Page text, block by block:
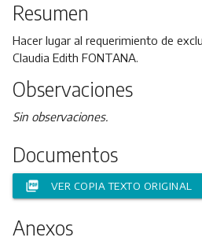
Resumen
Hacer lugar al requerimiento de
Claudia Edith FONTANA.
Observaciones
Sin observaciones.
Documentos
picture_as_pdf VER COPIA TEXTO ORIGINAL
Anexos